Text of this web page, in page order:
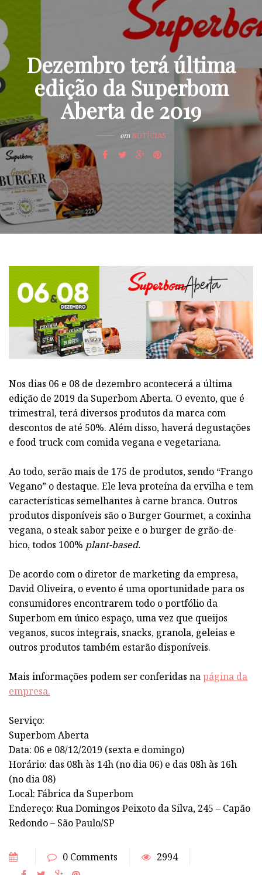
Dezembro terá última
edição da Superbom
Aberta de 2019
emNOTÍCIAS
Nos dias 06 e 08 de dezembro acontecerá a última
edição de 2019 da Superbom Aberta. O evento, que é
trimestral, terá diversos produtos da marca com
descontos de até 50%. Além disso, haverá degustações
e food truck com comida vegana e vegetariana.
Ao todo, serão mais de 175 de produtos, sendo “Frango
Vegano” o destaque. Ele leva proteína da ervilha e tem
características semelhantes à carne branca. Outros
produtos disponíveis são o Burger Gourmet, a coxinha
vegana, o steak sabor peixe e o burger de grão-de-
bico, todos 100% plant-based.
De acordo com o diretor de marketing da empresa,
David Oliveira, o evento é uma oportunidade para os
consumidores encontrarem todo o portfólio da
Superbom em único espaço, uma vez que queijos
veganos, sucos integrais, snacks, granola, geleias e
outros produtos também estarão disponíveis.
Mais informações podem ser conferidas napágina da
empresa.
Serviço:
Superbom Aberta
Data: 06 e 08/12/2019 (sexta e domingo)
Horário: das 08h às 14h (no dia 06) e das 08h às 16h
(no dia 08)
Local: Fábrica da Superbom
Endereço: Rua Domingos Peixoto da Silva, 245 – Capão
Redondo – São Paulo/SP
0 Comments 2994